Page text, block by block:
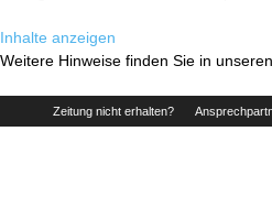
Inhalte anzeigen
Weitere Hinweise finden Sie in unseren
Zeitung nicht erhalten?